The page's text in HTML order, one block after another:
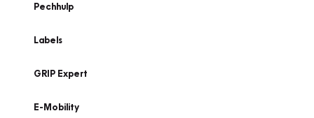
Pechhulp
Labels
GRIP Expert
E-Mobility